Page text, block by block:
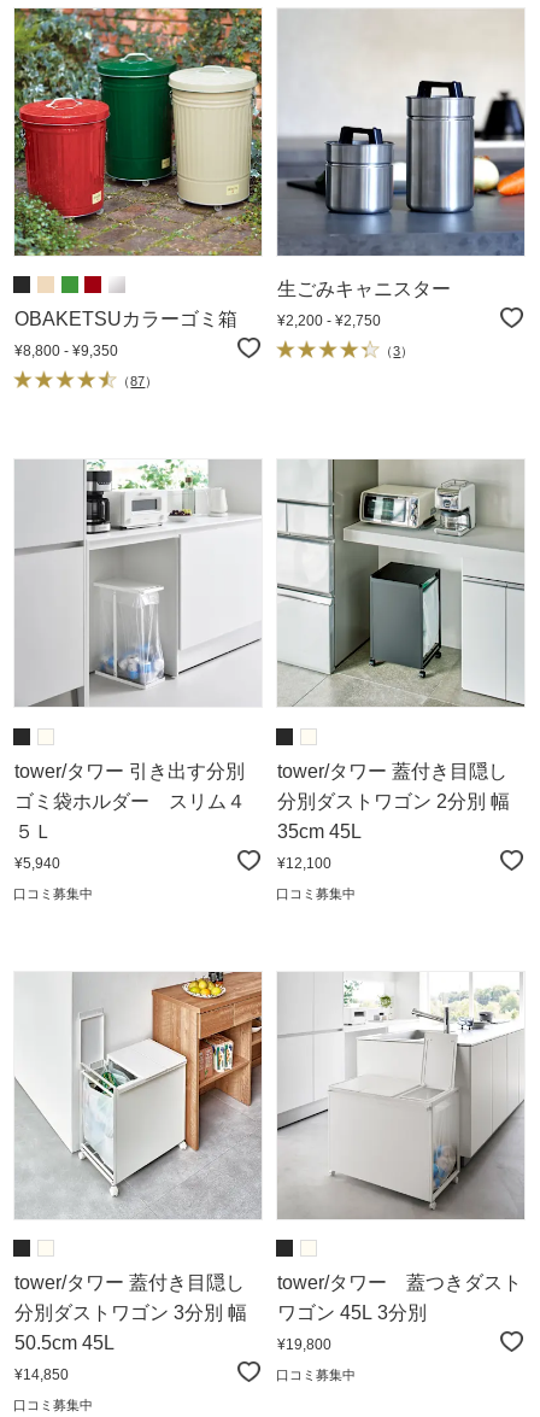
OBAKETSUカラーゴミ箱
¥8,800 - ¥9,350
（87）
生ごみキャニスター
¥2,200 - ¥2,750
（3）
tower/タワー 引き出す分別
ゴミ袋ホルダー スリム４
５Ｌ
¥5,940
口コミ募集中
tower/タワー 蓋付き目隠し
分別ダストワゴン 2分別 幅
35cm 45L
¥12,100
口コミ募集中
tower/タワー 蓋付き目隠し
分別ダストワゴン 3分別 幅
50.5cm 45L
¥14,850
口コミ募集中
tower/タワー 蓋つきダスト
ワゴン 45L 3分別
¥19,800
口コミ募集中